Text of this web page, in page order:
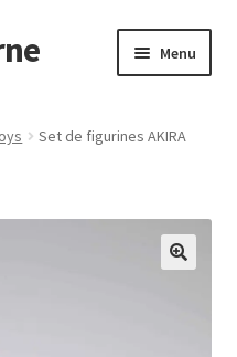
Menu
menu
enfant
Set de figurines AKIRA